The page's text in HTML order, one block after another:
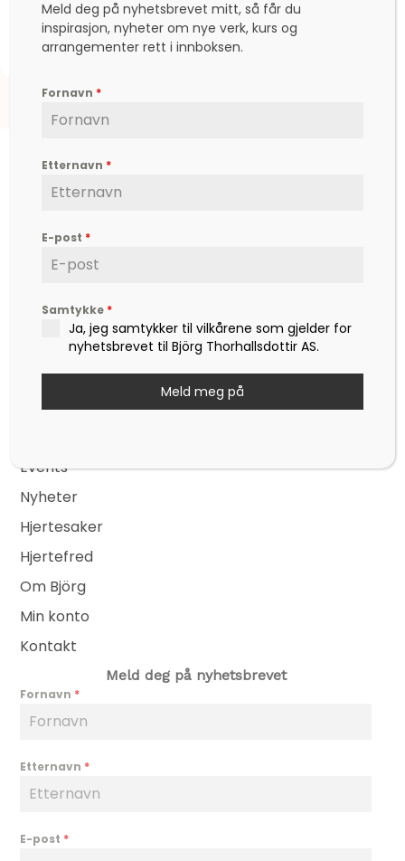
1.200,00
Björg er en etterspurt kunstner, inspirator,
forfatter og foredragsholder, som formidler
og ikke minst mot – til å leve det livet som vi
drømmer om.
Events
Nyheter
Hjertesaker
Hjertefred
Om Björg
Min konto
Kontakt
Meld deg på nyhetsbrevet
Fornavn *
Etternavn *
E-post *
Meld deg på nyhetsbrevet mitt, så får du
inspirasjon, nyheter om nye verk, kurs og
arrangementer rett i innboksen.
Fornavn *
Etternavn *
E-post *
Samtykke *
Ja, jeg samtykker til vilkårene som gjelder for
nyhetsbrevet til Björg Thorhallsdottir AS.
Meld meg på